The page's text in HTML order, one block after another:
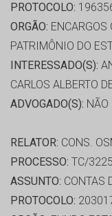
PROTOCOLO:
ORGÃO: ENCARGOS
PATRIMÔNIO DO
INTERESSADO(S):
CARLOS ALBERTO
ADVOGADO(S): NÃO
RELATOR: CONS.
PROCESSO: TC/
ASSUNTO: CONTAS
PROTOCOLO: